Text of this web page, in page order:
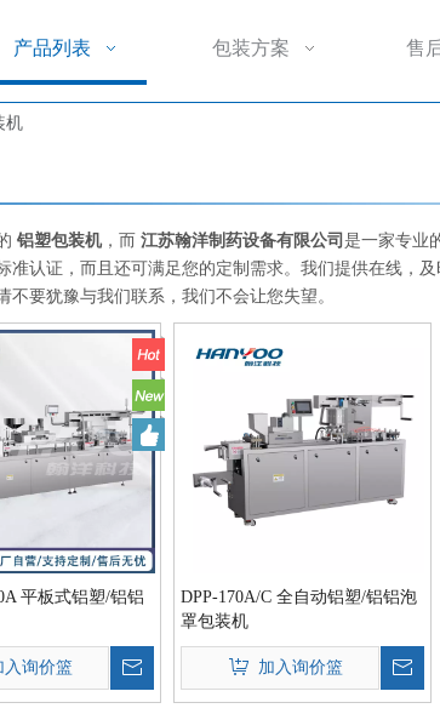
产品列表 包装方案 售
机
铝塑包装机，而 江苏翰洋制药设备有限公司 是一家专业
准认证，而且还可满足您的定制需求。我们提供在线，
不要犹豫与我们联系，我们不会让您失望。
平板式铝塑/铝铝
入询价篮
DPP-170A/C 全自动铝塑/铝铝泡
罩包装机
加入询价篮